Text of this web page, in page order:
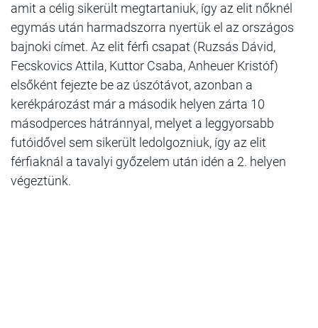
amit a célig sikerült megtartaniuk, így az elit nőknél
egymás után harmadszorra nyertük el az országos
bajnoki címet. Az elit férfi csapat (Ruzsás Dávid,
Fecskovics Attila, Kuttor Csaba, Anheuer Kristóf)
elsőként fejezte be az úszótávot, azonban a
kerékpározást már a második helyen zárta 10
másodperces hátránnyal, melyet a leggyorsabb
futóidővel sem sikerült ledolgozniuk, így az elit
férfiaknál a tavalyi győzelem után idén a 2. helyen
végeztünk.